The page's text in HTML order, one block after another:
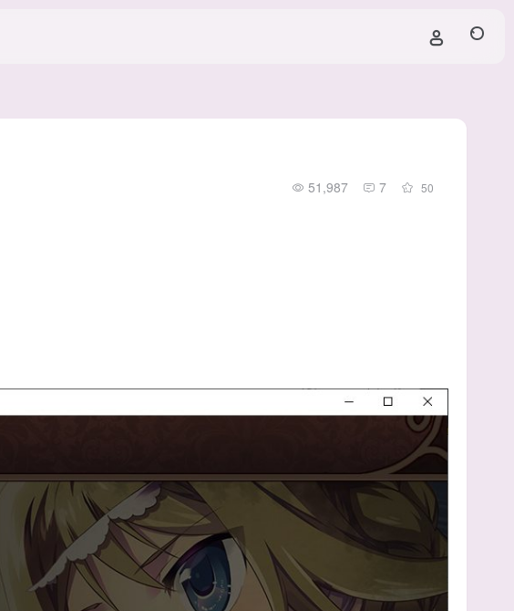
51,987 7 50